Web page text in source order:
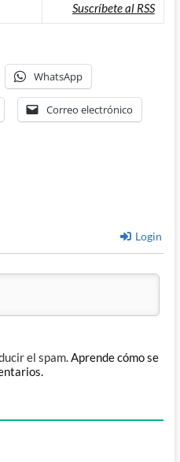
Suscríbete al RSS
WhatsApp
Correo electrónico
Login
el spam.Aprende cómo se